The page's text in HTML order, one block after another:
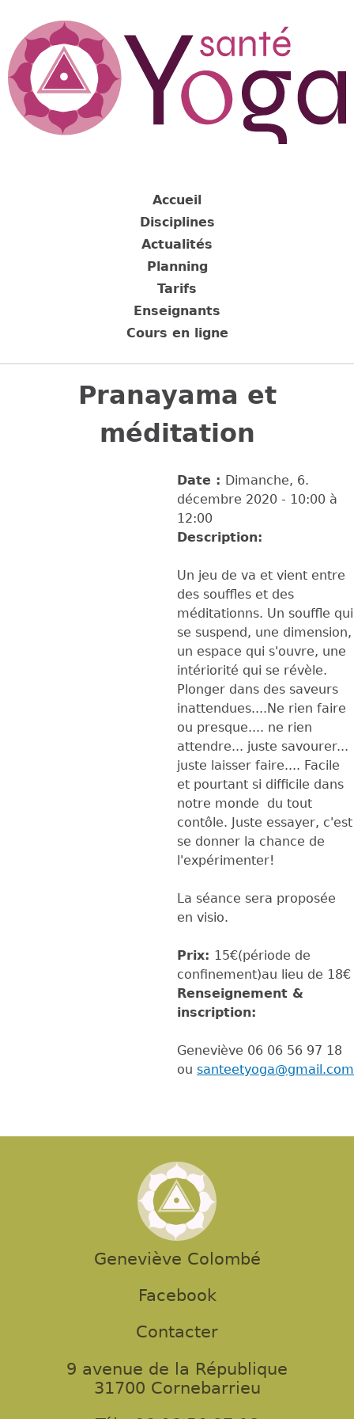
navigation
Back
Pranayama et
méditation
Date : Dimanche, 6.
décembre 2020 - 10:00 à
12:00
Description:
Un jeu de va et vient entre
des souffles et des
méditationns. Un souffle qui
se suspend, une dimension,
un espace qui s'ouvre, une
intériorité qui se révèle.
Plonger dans des saveurs
inattendues....Ne rien faire
ou presque.... ne rien
attendre... juste savourer...
juste laisser faire.... Facile
et pourtant si difficile dans
notre monde du tout
contôle. Juste essayer, c'est
se donner la chance de
l'expérimenter!
La séance sera proposée
en visio.
Prix: 15€(période de
confinement)au lieu de 18€
Renseignement &
inscription:
Geneviève 06 06 56 97 18
ou santeetyoga@gmail.com
Accueil
Disciplines
Actualités
Planning
Tarifs
Enseignants
Cours en ligne
Geneviève Colombé
Facebook
Contacter
9 avenue de la République
31700 Cornebarrieu